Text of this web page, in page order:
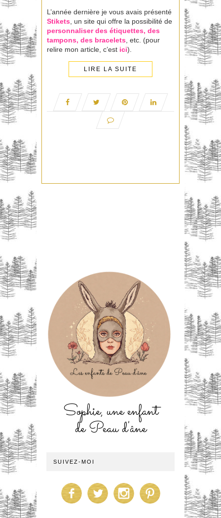
L’année dernière je vous avais présenté
Stikets, un site qui offre la possibilité de
personnaliserdes étiquettes, des
tampons, des bracelets, etc. (pour
relire mon article, c’est ici).
LIRE LA SUITE
Sophie, une enfant
de Peau d'âne
SUIVEZ-MOI